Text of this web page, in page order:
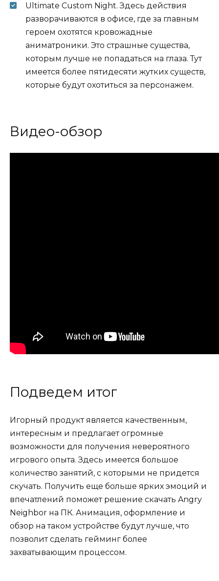
Ultimate Custom Night. Здесь действия
разворачиваются в офисе, где за главным
героем охотятся кровожадные
аниматроники. Это страшные существа,
которым лучше не попадаться на глаза. Тут
имеется более пятидесяти жутких существ,
которые будут охотиться за персонажем.
Видео-обзор
Подведем итог
Игорный продукт является качественным,
интересным и предлагает огромные
возможности для получения невероятного
игрового опыта. Здесь имеется большое
количество занятий, с которыми не придется
скучать. Получить еще больше ярких эмоций и
впечатлений поможет решение скачать Angry
Neighbor на ПК. Анимация, оформление и
обзор на таком устройстве будут лучше, что
позволит сделать гейминг более
захватывающим процессом.